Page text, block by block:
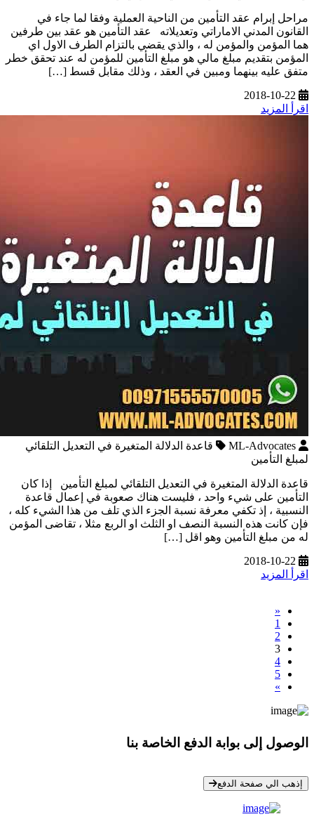
مراحل إبرام عقد التأمين من الناحية العملية وفقا لما جاء في
القانون المدني الاماراتي وتعديلاته عقد التأمين هو عقد بين طرفين
هما المؤمن والمؤمن له ، والذي يقضي بالتزام الطرف الاول اي
المؤمن بتقديم مبلغ مالي هو مبلغ التأمين للمؤمن له عند تحقق خطر
متفق عليه بينهما ومبين في العقد ، وذلك مقابل قسط […]
2018-10-22
اقرأ المزيد
ML-Advocates
قاعدة الدلالة المتغيرة في التعديل التلقائي
لمبلغ التأمين
قاعدة الدلالة المتغيرة في التعديل التلقائي لمبلغ التأمين إذا كان
التأمين على شيء واحد ، فليست هناك صعوبة في إعمال قاعدة
النسبية ، إذ تكفي معرفة نسبة الجزء الذي تلف من هذا الشيء كله ،
فإن كانت هذه النسبة النصف او الثلث او الربع مثلا ، تقاضى المؤمن
له من مبلغ التأمين وهو اقل […]
2018-10-22
اقرأ المزيد
«
1
2
3
4
5
»
الوصول إلى بوابة الدفع الخاصة بنا
إذهب الي صفحة الدفع